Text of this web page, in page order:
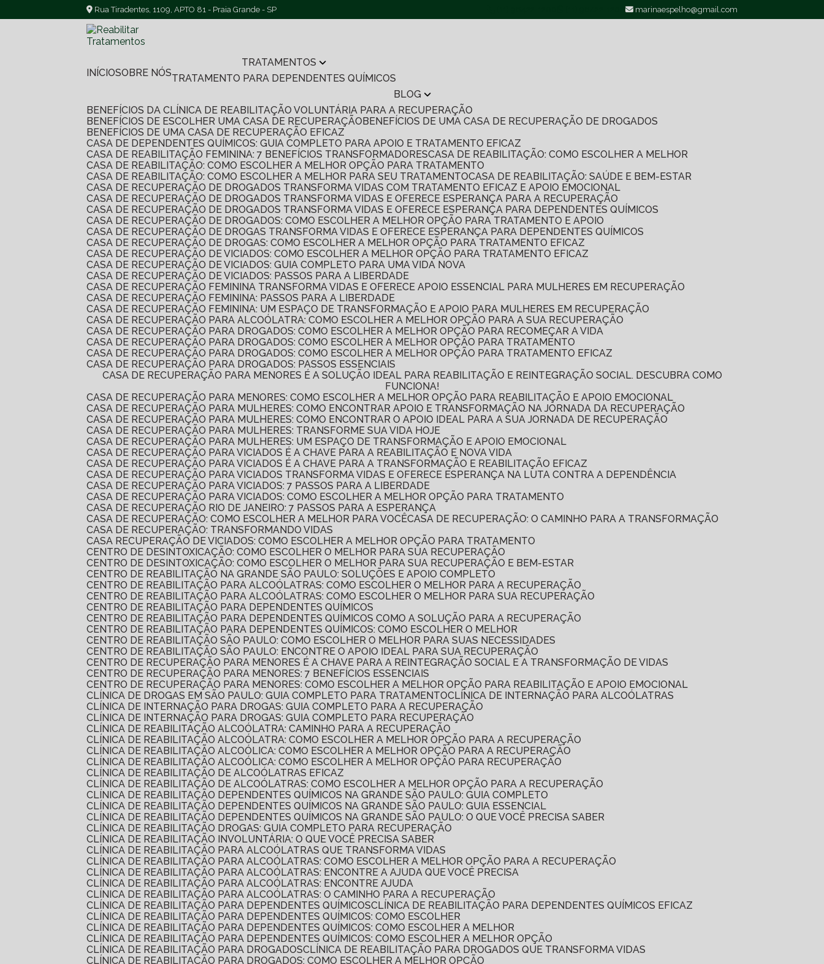
Rua Tiradentes, 1109, APTO 81 - Praia Grande - SP marinaespelho@gmail.com
INÍCIO SOBRE NÓS
TRATAMENTOS
TRATAMENTO PARA DEPENDENTES QUÍMICOS
BLOG
BENEFÍCIOS DA CLÍNICA DE REABILITAÇÃO VOLUNTÁRIA PARA A RECUPERAÇÃO
BENEFÍCIOS DE ESCOLHER UMA CASA DE RECUPERAÇÃO
BENEFÍCIOS DE UMA CASA DE RECUPERAÇÃO DE DROGADOS
BENEFÍCIOS DE UMA CASA DE RECUPERAÇÃO EFICAZ
CASA DE DEPENDENTES QUÍMICOS: GUIA COMPLETO PARA APOIO E TRATAMENTO EFICAZ
CASA DE REABILITAÇÃO FEMININA: 7 BENEFÍCIOS TRANSFORMADORES CASA DE REABILITAÇÃO: COMO ESCOLHER A MELHOR
CASA DE REABILITAÇÃO: COMO ESCOLHER A MELHOR OPÇÃO PARA TRATAMENTO
CASA DE REABILITAÇÃO: COMO ESCOLHER A MELHOR PARA SEU TRATAMENTO CASA DE REABILITAÇÃO: SAÚDE E BEM-ESTAR
CASA DE RECUPERAÇÃO DE DROGADOS TRANSFORMA VIDAS COM TRATAMENTO EFICAZ E APOIO EMOCIONAL
CASA DE RECUPERAÇÃO DE DROGADOS TRANSFORMA VIDAS E OFERECE ESPERANÇA PARA A RECUPERAÇÃO
CASA DE RECUPERAÇÃO DE DROGADOS TRANSFORMA VIDAS E OFERECE ESPERANÇA PARA DEPENDENTES QUÍMICOS
CASA DE RECUPERAÇÃO DE DROGADOS: COMO ESCOLHER A MELHOR OPÇÃO PARA TRATAMENTO E APOIO
CASA DE RECUPERAÇÃO DE DROGAS TRANSFORMA VIDAS E OFERECE ESPERANÇA PARA DEPENDENTES QUÍMICOS
CASA DE RECUPERAÇÃO DE DROGAS: COMO ESCOLHER A MELHOR OPÇÃO PARA TRATAMENTO EFICAZ
CASA DE RECUPERAÇÃO DE VICIADOS: COMO ESCOLHER A MELHOR OPÇÃO PARA TRATAMENTO EFICAZ
CASA DE RECUPERAÇÃO DE VICIADOS: GUIA COMPLETO PARA UMA VIDA NOVA
CASA DE RECUPERAÇÃO DE VICIADOS: PASSOS PARA A LIBERDADE
CASA DE RECUPERAÇÃO FEMININA TRANSFORMA VIDAS E OFERECE APOIO ESSENCIAL PARA MULHERES EM RECUPERAÇÃO
CASA DE RECUPERAÇÃO FEMININA: PASSOS PARA A LIBERDADE
CASA DE RECUPERAÇÃO FEMININA: UM ESPAÇO DE TRANSFORMAÇÃO E APOIO PARA MULHERES EM RECUPERAÇÃO
CASA DE RECUPERAÇÃO PARA ALCOÓLATRA: COMO ESCOLHER A MELHOR OPÇÃO PARA A SUA RECUPERAÇÃO
CASA DE RECUPERAÇÃO PARA DROGADOS: COMO ESCOLHER A MELHOR OPÇÃO PARA RECOMEÇAR A VIDA
CASA DE RECUPERAÇÃO PARA DROGADOS: COMO ESCOLHER A MELHOR OPÇÃO PARA TRATAMENTO
CASA DE RECUPERAÇÃO PARA DROGADOS: COMO ESCOLHER A MELHOR OPÇÃO PARA TRATAMENTO EFICAZ
CASA DE RECUPERAÇÃO PARA DROGADOS: PASSOS ESSENCIAIS
CASA DE RECUPERAÇÃO PARA MENORES É A SOLUÇÃO IDEAL PARA REABILITAÇÃO E REINTEGRAÇÃO SOCIAL. DESCUBRA COMO
FUNCIONA!
CASA DE RECUPERAÇÃO PARA MENORES: COMO ESCOLHER A MELHOR OPÇÃO PARA REABILITAÇÃO E APOIO EMOCIONAL
CASA DE RECUPERAÇÃO PARA MULHERES: COMO ENCONTRAR APOIO E TRANSFORMAÇÃO NA JORNADA DA RECUPERAÇÃO
CASA DE RECUPERAÇÃO PARA MULHERES: COMO ENCONTRAR O APOIO IDEAL PARA A SUA JORNADA DE RECUPERAÇÃO
CASA DE RECUPERAÇÃO PARA MULHERES: TRANSFORME SUA VIDA HOJE
CASA DE RECUPERAÇÃO PARA MULHERES: UM ESPAÇO DE TRANSFORMAÇÃO E APOIO EMOCIONAL
CASA DE RECUPERAÇÃO PARA VICIADOS É A CHAVE PARA A REABILITAÇÃO E NOVA VIDA
CASA DE RECUPERAÇÃO PARA VICIADOS É A CHAVE PARA A TRANSFORMAÇÃO E REABILITAÇÃO EFICAZ
CASA DE RECUPERAÇÃO PARA VICIADOS TRANSFORMA VIDAS E OFERECE ESPERANÇA NA LUTA CONTRA A DEPENDÊNCIA
CASA DE RECUPERAÇÃO PARA VICIADOS: 7 PASSOS PARA A LIBERDADE
CASA DE RECUPERAÇÃO PARA VICIADOS: COMO ESCOLHER A MELHOR OPÇÃO PARA TRATAMENTO
CASA DE RECUPERAÇÃO RIO DE JANEIRO: 7 PASSOS PARA A ESPERANÇA
CASA DE RECUPERAÇÃO: COMO ESCOLHER A MELHOR PARA VOCÊ CASA DE RECUPERAÇÃO: O CAMINHO PARA A TRANSFORMAÇÃO
CASA DE RECUPERAÇÃO: TRANSFORMANDO VIDAS
CASA RECUPERAÇÃO DE VICIADOS: COMO ESCOLHER A MELHOR OPÇÃO PARA TRATAMENTO
CENTRO DE DESINTOXICAÇÃO: COMO ESCOLHER O MELHOR PARA SUA RECUPERAÇÃO
CENTRO DE DESINTOXICAÇÃO: COMO ESCOLHER O MELHOR PARA SUA RECUPERAÇÃO E BEM-ESTAR
CENTRO DE REABILITAÇÃO NA GRANDE SÃO PAULO: SOLUÇÕES E APOIO COMPLETO
CENTRO DE REABILITAÇÃO PARA ALCOÓLATRAS: COMO ESCOLHER O MELHOR PARA A RECUPERAÇÃO
CENTRO DE REABILITAÇÃO PARA ALCOÓLATRAS: COMO ESCOLHER O MELHOR PARA SUA RECUPERAÇÃO
CENTRO DE REABILITAÇÃO PARA DEPENDENTES QUÍMICOS
CENTRO DE REABILITAÇÃO PARA DEPENDENTES QUÍMICOS COMO A SOLUÇÃO PARA A RECUPERAÇÃO
CENTRO DE REABILITAÇÃO PARA DEPENDENTES QUÍMICOS: COMO ESCOLHER O MELHOR
CENTRO DE REABILITAÇÃO SÃO PAULO: COMO ESCOLHER O MELHOR PARA SUAS NECESSIDADES
CENTRO DE REABILITAÇÃO SÃO PAULO: ENCONTRE O APOIO IDEAL PARA SUA RECUPERAÇÃO
CENTRO DE RECUPERAÇÃO PARA MENORES É A CHAVE PARA A REINTEGRAÇÃO SOCIAL E A TRANSFORMAÇÃO DE VIDAS
CENTRO DE RECUPERAÇÃO PARA MENORES: 7 BENEFÍCIOS ESSENCIAIS
CENTRO DE RECUPERAÇÃO PARA MENORES: COMO ESCOLHER A MELHOR OPÇÃO PARA REABILITAÇÃO E APOIO EMOCIONAL
CLÍNICA DE DROGAS EM SÃO PAULO: GUIA COMPLETO PARA TRATAMENTO
CLÍNICA DE INTERNAÇÃO PARA ALCOÓLATRAS
CLÍNICA DE INTERNAÇÃO PARA DROGAS: GUIA COMPLETO PARA A RECUPERAÇÃO
CLÍNICA DE INTERNAÇÃO PARA DROGAS: GUIA COMPLETO PARA RECUPERAÇÃO
CLÍNICA DE REABILITAÇÃO ALCOÓLATRA: CAMINHO PARA A RECUPERAÇÃO
CLÍNICA DE REABILITAÇÃO ALCOÓLATRA: COMO ESCOLHER A MELHOR OPÇÃO PARA A RECUPERAÇÃO
CLÍNICA DE REABILITAÇÃO ALCOÓLICA: COMO ESCOLHER A MELHOR OPÇÃO PARA A RECUPERAÇÃO
CLÍNICA DE REABILITAÇÃO ALCOÓLICA: COMO ESCOLHER A MELHOR OPÇÃO PARA RECUPERAÇÃO
CLÍNICA DE REABILITAÇÃO DE ALCOÓLATRAS EFICAZ
CLÍNICA DE REABILITAÇÃO DE ALCOÓLATRAS: COMO ESCOLHER A MELHOR OPÇÃO PARA A RECUPERAÇÃO
CLÍNICA DE REABILITAÇÃO DEPENDENTES QUÍMICOS NA GRANDE SÃO PAULO: GUIA COMPLETO
CLÍNICA DE REABILITAÇÃO DEPENDENTES QUÍMICOS NA GRANDE SÃO PAULO: GUIA ESSENCIAL
CLÍNICA DE REABILITAÇÃO DEPENDENTES QUÍMICOS NA GRANDE SÃO PAULO: O QUE VOCÊ PRECISA SABER
CLÍNICA DE REABILITAÇÃO DROGAS: GUIA COMPLETO PARA RECUPERAÇÃO
CLÍNICA DE REABILITAÇÃO INVOLUNTÁRIA: O QUE VOCÊ PRECISA SABER
CLÍNICA DE REABILITAÇÃO PARA ALCOÓLATRAS QUE TRANSFORMA VIDAS
CLÍNICA DE REABILITAÇÃO PARA ALCOÓLATRAS: COMO ESCOLHER A MELHOR OPÇÃO PARA A RECUPERAÇÃO
CLÍNICA DE REABILITAÇÃO PARA ALCOÓLATRAS: ENCONTRE A AJUDA QUE VOCÊ PRECISA
CLÍNICA DE REABILITAÇÃO PARA ALCOÓLATRAS: ENCONTRE AJUDA
CLÍNICA DE REABILITAÇÃO PARA ALCOÓLATRAS: O CAMINHO PARA A RECUPERAÇÃO
CLÍNICA DE REABILITAÇÃO PARA DEPENDENTES QUÍMICOS
CLÍNICA DE REABILITAÇÃO PARA DEPENDENTES QUÍMICOS EFICAZ
CLÍNICA DE REABILITAÇÃO PARA DEPENDENTES QUÍMICOS: COMO ESCOLHER
CLÍNICA DE REABILITAÇÃO PARA DEPENDENTES QUÍMICOS: COMO ESCOLHER A MELHOR
CLÍNICA DE REABILITAÇÃO PARA DEPENDENTES QUÍMICOS: COMO ESCOLHER A MELHOR OPÇÃO
CLÍNICA DE REABILITAÇÃO PARA DROGADOS
CLÍNICA DE REABILITAÇÃO PARA DROGADOS QUE TRANSFORMA VIDAS
CLÍNICA DE REABILITAÇÃO PARA DROGADOS: COMO ESCOLHER A MELHOR OPÇÃO